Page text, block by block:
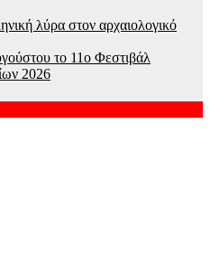
λύρα στον αρχαιολογικό
το 11ο Φεστιβάλ
2026